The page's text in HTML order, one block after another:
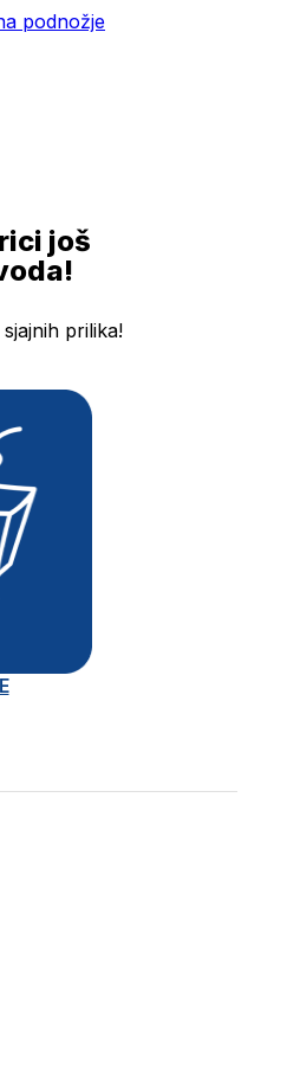
podnožje
još
prilika!